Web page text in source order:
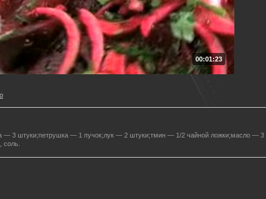
00:01:23
— 3 штуки;петрушка — 1 пучок;лук — 2 штуки;тмин — 1/2 чайной ложки;масло — 3